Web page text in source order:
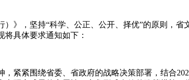
》，坚持“科学、公正、公开、择优”的原则，
具体要求通知如下：
紧紧围绕省委、省政府的战略决策部署，结合